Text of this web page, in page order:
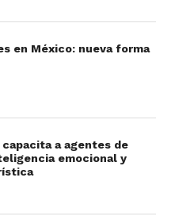
en México: nueva forma
a agentes de
emocional y